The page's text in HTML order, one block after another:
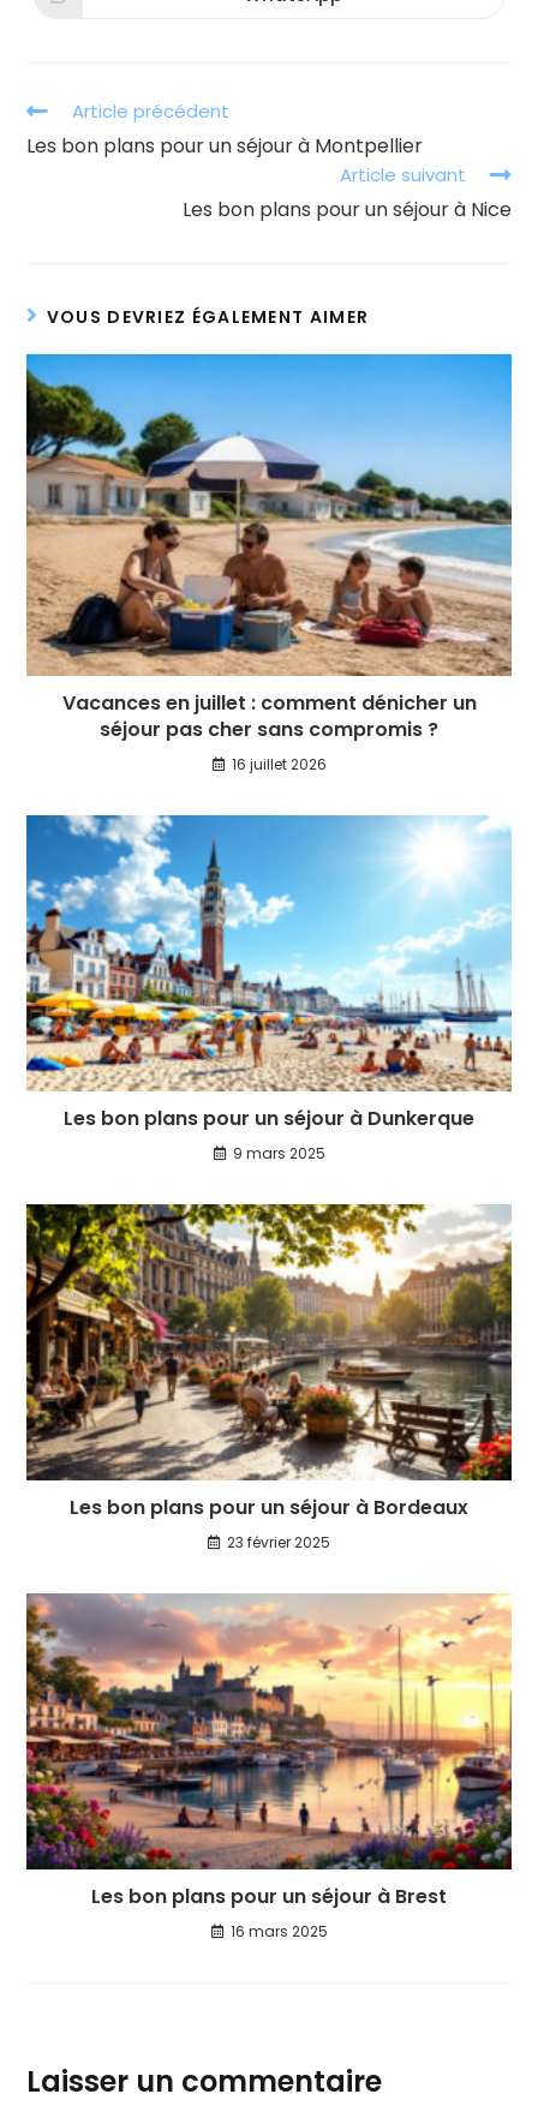
Read
articles
Article précédent
Les bon plans pour un séjour à Montpellier
Article suivant
Les bon plans pour un séjour à Nice
VOUS DEVRIEZ ÉGALEMENT AIMER
Vacances en juillet : comment dénicher un
séjour pas cher sans compromis ?
16 juillet 2026
Les bon plans pour un séjour à Dunkerque
9 mars 2025
Les bon plans pour un séjour à Bordeaux
23 février 2025
Les bon plans pour un séjour à Brest
16 mars 2025
Laisser un commentaire